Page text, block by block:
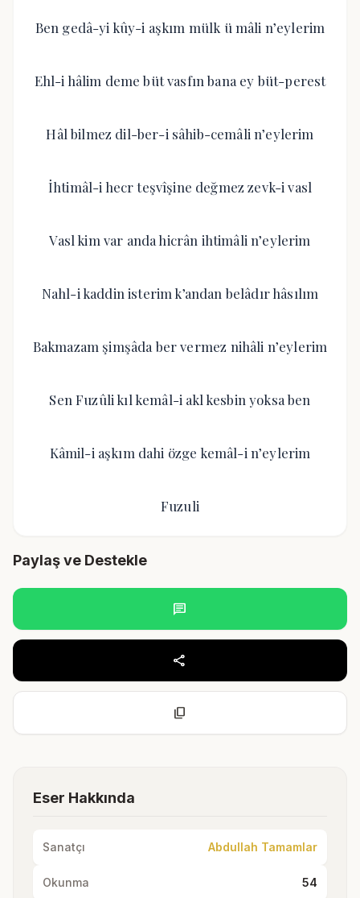
Ben gedâ-yi kûy-i aşkım mülk ü mâli n’eylerim
Ehl-i hâlim deme büt vasfın bana ey büt-perest
Hâl bilmez dil-ber-i sâhib-cemâli n’eylerim
İhtimâl-i hecr teşvîşine değmez zevk-i vasl
Vasl kim var anda hicrân ihtimâli n’eylerim
Nahl-i kaddin isterim k’andan belâdır hâsılım
Bakmazam şimşâda ber vermez nihâli n’eylerim
Sen Fuzûli kıl kemâl-i akl kesbin yoksa ben
Kâmil-i aşkım dahi özge kemâl-i n’eylerim
Fuzuli
Paylaş ve Destekle
chat
share
content_copy
Eser Hakkında
Sanatçı Abdullah Tamamlar
Okunma 54